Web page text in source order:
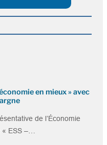
en mieux » avec
de l’Économie
« ESS –…